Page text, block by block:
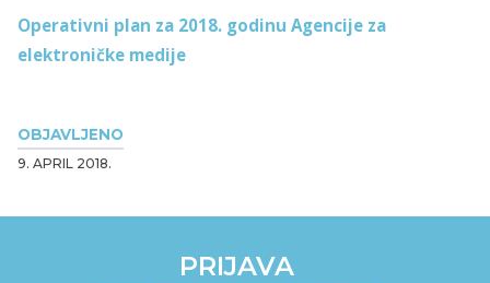
OBJAVLJENO
9. APRIL 2018.
Operativni plan za 2018. godinu Agencije za
elektroničke medije
PRIJAVA